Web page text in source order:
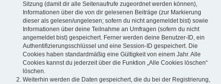
Sitzung (damit dir alle Seitenaufrufe zugeordnet werden können),
Informationen über die von dir gelesenen Beiträge (zur Markierung
dieser als gelesen/ungelesen; sofern du nicht angemeldet bist) sowie
Informationen über deine Teilnahme an Umfragen (sofern du nicht
angemeldet bist) gespeichert. Ferner werden deine Benutzer-ID, ein
Authentifizierungsschlüssel und eine Session-ID gespeichert. Die
Cookies haben standardmäßig eine Gültigkeit von einem Jahr. Alle
Cookies kannst du jederzeit über die Funktion „Alle Cookies löschen“
löschen.
Weiterhin werden die Daten gespeichert, die du bei der Registrierung,